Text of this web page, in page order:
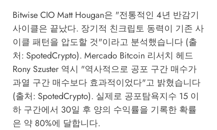
Bitwise CIO Matt Hougan은 "전통적인 4년 반감기
사이클은 끝났다. 장기적 친크립토 동력이 기존 사
이클 패턴을 압도할 것"이라고 분석했습니다 (출
처: SpotedCrypto). Mercado Bitcoin 리서치 헤드
Rony Szuster 역시 "역사적으로 공포 구간 매수가
과열 구간 매수보다 효과적이었다"고 밝혔습니다
(출처: SpotedCrypto). 실제로 공포탐욕지수 15 이
하 구간에서 30일 후 양의 수익률을 기록한 확률
은 약 80%에 달합니다.